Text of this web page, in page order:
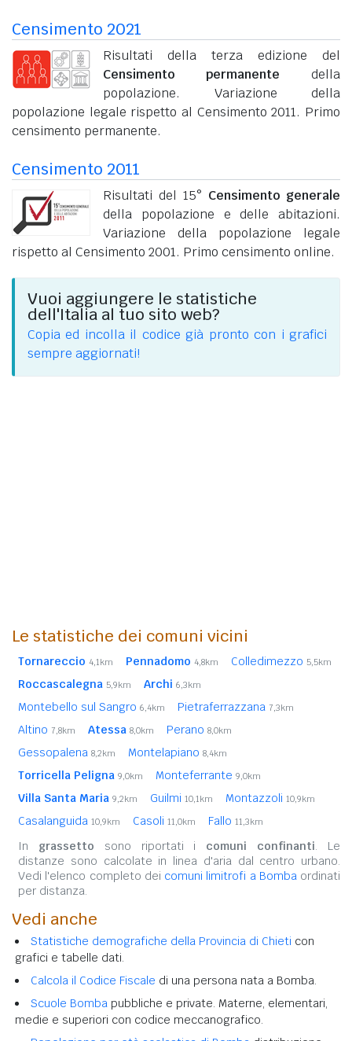
Censimento 2021
Risultati della terza edizione del
Censimento permanente della
popolazione. Variazione della
popolazione legale rispetto al Censimento 2011. Primo
censimento permanente.
Censimento 2011
Risultati del 15° Censimento generale
della popolazione e delle abitazioni.
Variazione della popolazione legale
rispetto al Censimento 2001. Primo censimento online.
Vuoi aggiungere le statistiche
dell'Italia al tuo sito web?
Copia ed incolla il codice già pronto con i grafici
sempre aggiornati!
Le statistiche dei comuni vicini
Tornareccio 4,1km Pennadomo 4,8km Colledimezzo 5,5km
Roccascalegna 5,9km Archi 6,3km
Montebello sul Sangro 6,4km Pietraferrazzana 7,3km
Altino 7,8km Atessa 8,0km Perano 8,0km
Gessopalena 8,2km Montelapiano 8,4km
Torricella Peligna 9,0km Monteferrante 9,0km
Villa Santa Maria 9,2km Guilmi 10,1km Montazzoli 10,9km
Casalanguida 10,9km Casoli 11,0km Fallo 11,3km
In grassetto sono riportati i comuni confinanti. Le
distanze sono calcolate in linea d'aria dal centro urbano.
Vedi l'elenco completo dei comuni limitrofi a Bombaordinati
per distanza.
Vedi anche
Statistiche demografiche della Provincia di Chieti con
grafici e tabelle dati.
Calcola il Codice Fiscale di una persona nata a Bomba.
Scuole Bomba pubbliche e private. Materne, elementari,
medie e superiori con codice meccanografico.